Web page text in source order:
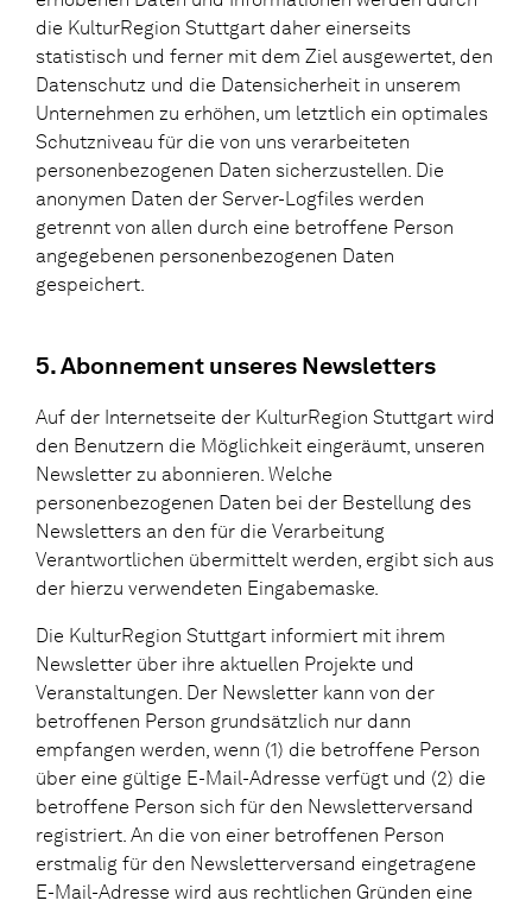
die KulturRegion Stuttgart daher einerseits
statistisch und ferner mit dem Ziel ausgewertet, den
Datenschutz und die Datensicherheit in unserem
Unternehmen zu erhöhen, um letztlich ein optimales
Schutzniveau für die von uns verarbeiteten
personenbezogenen Daten sicherzustellen. Die
anonymen Daten der Server-Logfiles werden
getrennt von allen durch eine betroffene Person
angegebenen personenbezogenen Daten
gespeichert.
5. Abonnement unseres Newsletters
Auf der Internetseite der KulturRegion Stuttgart wird
den Benutzern die Möglichkeit eingeräumt, unseren
Newsletter zu abonnieren. Welche
personenbezogenen Daten bei der Bestellung des
Newsletters an den für die Verarbeitung
Verantwortlichen übermittelt werden, ergibt sich aus
der hierzu verwendeten Eingabemaske.
Die KulturRegion Stuttgart informiert mit ihrem
Newsletter über ihre aktuellen Projekte und
Veranstaltungen. Der Newsletter kann von der
betroffenen Person grundsätzlich nur dann
empfangen werden, wenn (1) die betroffene Person
über eine gültige E-Mail-Adresse verfügt und (2) die
betroffene Person sich für den Newsletterversand
registriert. An die von einer betroffenen Person
erstmalig für den Newsletterversand eingetragene
E-Mail-Adresse wird aus rechtlichen Gründen eine